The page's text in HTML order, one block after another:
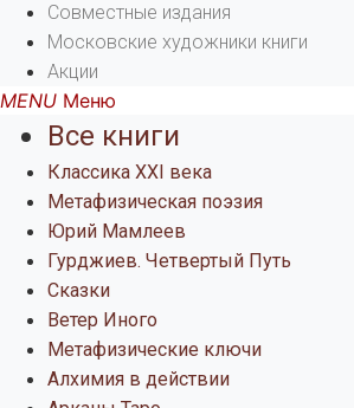
Совместные издания
Московские художники книги
Акции
Меню
Все книги
Классика XXI века
Метафизическая поэзия
Юрий Мамлеев
Гурджиев. Четвертый Путь
Сказки
Ветер Иного
Метафизические ключи
Алхимия в действии